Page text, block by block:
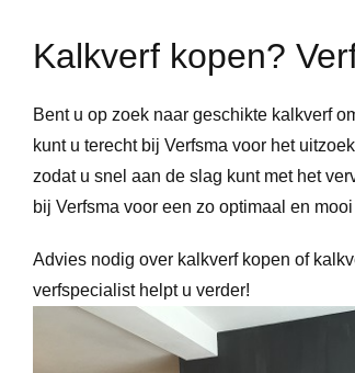
Kalkverf kopen?
Bent u op zoek naar geschikte kalkverf
kunt u terecht bij Verfsma voor het
zodat u snel aan de slag kunt met het
bij Verfsma voor een zo optimaal en
Advies nodig over kalkverf kopen of
verfspecialist helpt u verder!